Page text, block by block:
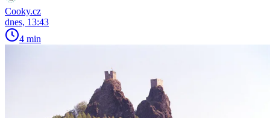
Cooky.cz
dnes, 13:43
4 min